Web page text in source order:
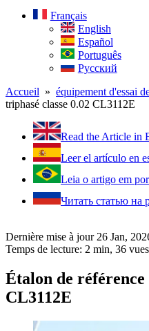
Français
English
Español
Português
Русский
Accueil » équipement d'essai
triphasé classe 0.02 CL3112E
Read the Article in
Leer el artículo en
Leia o artigo em
Читать статью на
Dernière mise à jour 26 Jan,
Temps de lecture: 2 min, 36 vues
Étalon de référence
CL3112E